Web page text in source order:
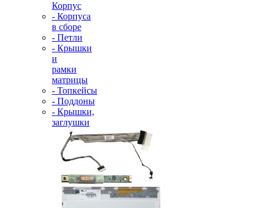
Корпус
- Корпуса
в сборе
- Петли
- Крышки
и
рамки
матрицы
- Топкейсы
- Поддоны
- Крышки,
заглушки